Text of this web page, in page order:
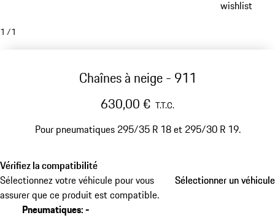
wishlist
1 /1
Chaînes à neige - 911
630,00 € T.T.C.
Pour pneumatiques 295/35 R 18 et 295/30 R 19.
Vérifiez la compatibilité
Sélectionnez votre véhicule pour vous
assurer que ce produit est compatible.
Sélectionner un véhicule
Sélectionner un véhicule
Pneumatiques:-